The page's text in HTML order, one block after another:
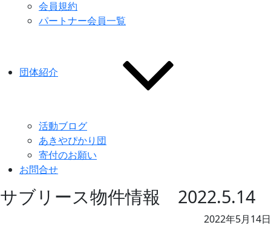
会員規約
パートナー会員一覧
団体紹介
活動ブログ
あきやぴかり団
寄付のお願い
お問合せ
サブリース物件情報 2022.5.14
2022年5月14日